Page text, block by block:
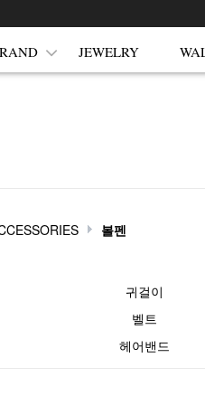
JEWELRY
볼펜
관련된 분류 귀걸이
벨트
헤어밴드